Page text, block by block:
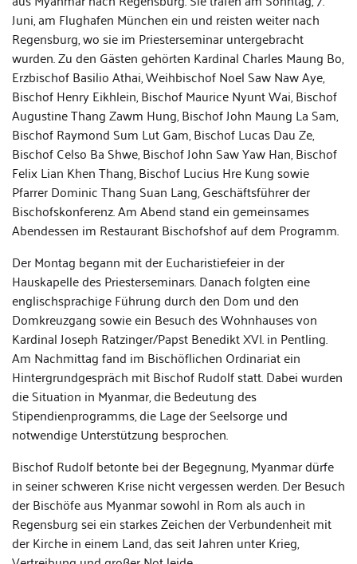
Juni, am Flughafen München ein und reisten weiter nach
Regensburg, wo sie im Priesterseminar untergebracht
wurden. Zu den Gästen gehörten Kardinal Charles Maung Bo,
Erzbischof Basilio Athai, Weihbischof Noel Saw Naw Aye,
Bischof Henry Eikhlein, Bischof Maurice Nyunt Wai, Bischof
Augustine Thang Zawm Hung, Bischof John Maung La Sam,
Bischof Raymond Sum Lut Gam, Bischof Lucas Dau Ze,
Bischof Celso Ba Shwe, Bischof John Saw Yaw Han, Bischof
Felix Lian Khen Thang, Bischof Lucius Hre Kung sowie
Pfarrer Dominic Thang Suan Lang, Geschäftsführer der
Bischofskonferenz. Am Abend stand ein gemeinsames
Abendessen im Restaurant Bischofshof auf dem Programm.
Der Montag begann mit der Eucharistiefeier in der
Hauskapelle des Priesterseminars. Danach folgten eine
englischsprachige Führung durch den Dom und den
Domkreuzgang sowie ein Besuch des Wohnhauses von
Kardinal Joseph Ratzinger/Papst Benedikt XVI. in Pentling.
Am Nachmittag fand im Bischöflichen Ordinariat ein
Hintergrundgespräch mit Bischof Rudolf statt. Dabei wurden
die Situation in Myanmar, die Bedeutung des
Stipendienprogramms, die Lage der Seelsorge und
notwendige Unterstützung besprochen.
Bischof Rudolf betonte bei der Begegnung, Myanmar dürfe
in seiner schweren Krise nicht vergessen werden. Der Besuch
der Bischöfe aus Myanmar sowohl in Rom als auch in
Regensburg sei ein starkes Zeichen der Verbundenheit mit
der Kirche in einem Land, das seit Jahren unter Krieg,